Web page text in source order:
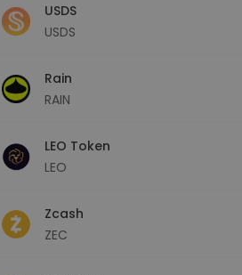
USDS
USDS
Rain
RAIN
LEO Token
LEO
Zcash
ZEC